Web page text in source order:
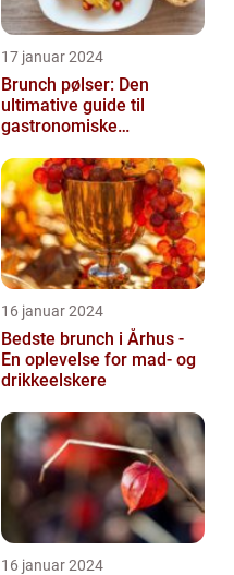
17 januar 2024
Brunch pølser: Den
ultimative guide til
gastronomiske
16 januar 2024
Bedste brunch i Århus -
En oplevelse for mad- og
drikkeelskere
16 januar 2024